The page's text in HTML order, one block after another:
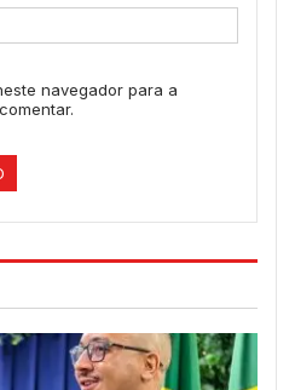
navegador para a